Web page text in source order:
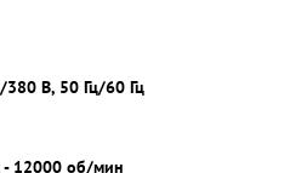
В, 50 Гц/60 Гц
- 12000 об/мин